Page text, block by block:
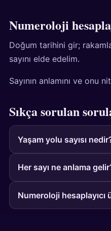
Numeroloji
Doğum tarihini gir;
sayını elde edelim.
Sayının anlamını ve onu
Sıkça sorulan
Yaşam yolu sayısı
Her sayı ne anlama
Numeroloji hesaplayıcı